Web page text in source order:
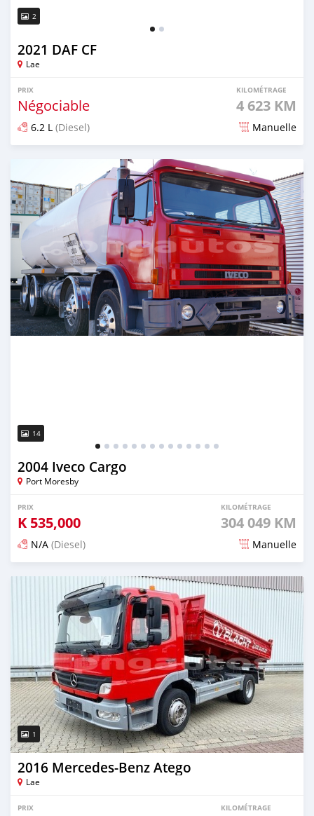
2
2021 DAF CF
Lae
PRIX
Négociable
KILOMÉTRAGE
4 623 KM
6.2 L (Diesel) Manuelle
Publié il y a plus de 4 ans
14
2004 Iveco Cargo
Port Moresby
PRIX
K 535,000
KILOMÉTRAGE
304 049 KM
N/A (Diesel) Manuelle
Publié il y a plus de 4 ans
1
2016 Mercedes‒Benz Atego
Lae
PRIX KILOMÉTRAGE